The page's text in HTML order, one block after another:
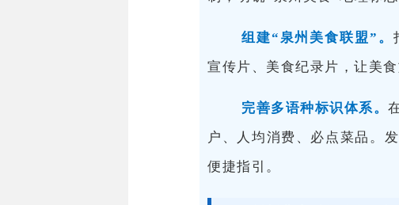
组建“泉州美食联盟” 。
宣传片、美食纪录片，让美
完善多语种标识体系。
户、人均消费、必点菜品。
便捷指引。